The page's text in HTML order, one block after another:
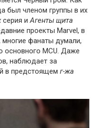
был членом группы в их
серия иАгенты щита
проекты Marvel, в
фанаты думали,
основного MCU. Даже
наблюдает за
в предстоящем г-жа